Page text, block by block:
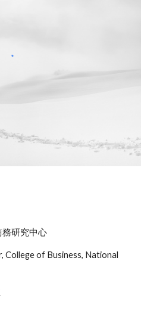
務研究中心
College of Business, National